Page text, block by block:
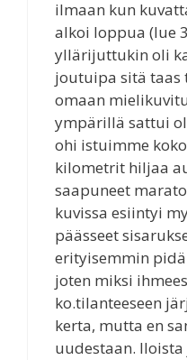
ilmaan kun
alkoi loppua (lue
yllärijuttukin oli
joutuipa sitä taas
omaan
ympärillä sattui
ohi istuimme
kilometrit hiljaa
saapuneet
kuvissa esiintyi
päässeet
erityisemmin
joten miksi
ko.tilanteeseen
kerta, mutta en
uudestaan.